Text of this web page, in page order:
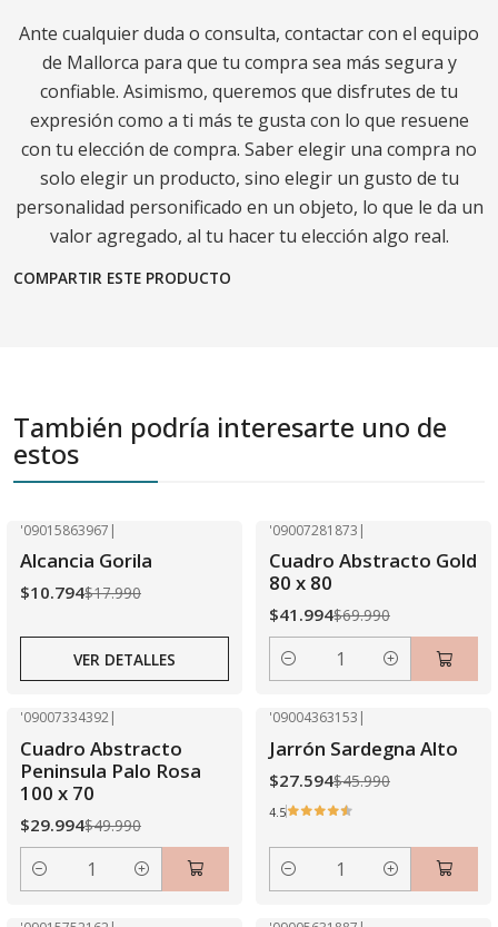
Ante cualquier duda o consulta, contactar con el equipo
de Mallorca para que tu compra sea más segura y
confiable. Asimismo, queremos que disfrutes de tu
expresión como a ti más te gusta con lo que resuene
con tu elección de compra. Saber elegir una compra no
solo elegir un producto, sino elegir un gusto de tu
personalidad personificado en un objeto, lo que le da un
valor agregado, al tu hacer tu elección algo real.
COMPARTIR ESTE PRODUCTO
También podría interesarte uno de
estos
'09015863967 |
Alcancia Gorila
$10.794$17.990
VER DETALLES
'09007281873 |
Cuadro Abstracto Gold
80 x 80
$41.994$69.990
Cantidad
'09007334392|
Cuadro Abstracto
Peninsula Palo Rosa
100 x 70
$29.994$49.990
Cantidad
'09004363153 |
Jarrón Sardegna Alto
$27.594$45.990
4.5
Cantidad